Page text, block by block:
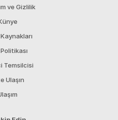
ve Gizlilik
Temsilcisi
Ulaşın